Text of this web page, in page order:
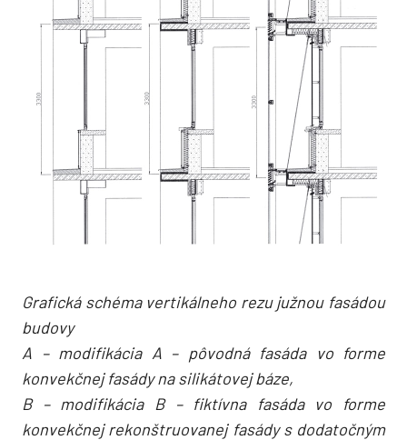
Grafická schéma vertikálneho rezu južnou fasádou
budovy
A – modifikácia A – pôvodná fasáda vo forme
konvekčnej fasády na silikátovej báze,
B – modifikácia B – fiktívna fasáda vo forme
konvekčnej rekonštruovanej fasády s dodatočným